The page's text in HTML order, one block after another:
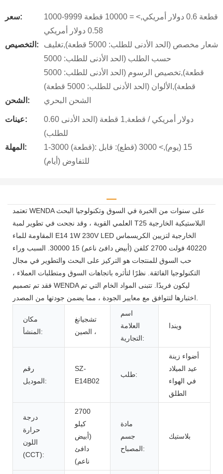
سعر:
1000-9999 قطعة 0.6 دولار أمريكي,> = 10000 قطعة
0.58 دولار أمريكي
التخصيص:
شعار مخصص (الحد الأدنى للطلب: 5000 قطعة),تغليف
حسب الطلب (الحد الأدنى للطلب: 5000
قطعة),تخصيص الرسوم (الحد الأدنى للطلب: 5000
قطعة),الألوان (الحد الأدنى للطلب: 5000 قطعة)
الشحن:
الشحن البحري
عينات:
0.60 دولار أمريكي / قطعة,1 قطعة (الحد الأدنى
للطلب)
المهلة:
1-3000 (قطعة): 15 (يوم),> 3000 (قطع): قابل
للتفاوض (أيام)
تعتمد WENDA على سنوات من الخبرة في السوق وتكنولوجيا البحث
العلمي القوية ، وقد نجحت في تطوير لمبة T25 البلاستيكية الخارجية
المقاومة للماء E14 1W 230V LED الخارجية لتزيين الكريسماس
40220 فولت 2700 كلفن (أبيض دافئ ناعم) 15 30000. السبب وراء
حب السوق للمنتجات هو التركيز على البحث والتطوير في مجال
التكنولوجيا الفائقة. نظرًا لتأثره باتجاهات السوق ومتطلبات العملاء ،
فقد تم تصميم WENDA ليكون فريدًا. تتبنى المواد الخام التي تم
مكان
المنشأ:
تشجيانغ
، الصين
اسم
العلامة
التجارية:
ويندا
رقم
الموديل:
SZ-
E14B02
طلب:
أضواء زينة
عيد الميلاد
في الهواء
الطلق
درجة
حرارة
اللون
(CCT):
2700
كيلو
(أبيض
دافئ
ناعم)
مادة
جسم
المصباح:
بلاستيك